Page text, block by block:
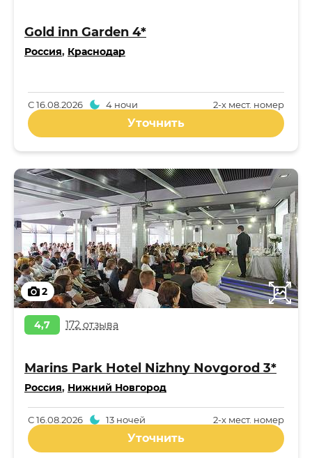
Gold inn Garden 4*
Россия, Краснодар
2-x мест. номер
С16.08.2026 4 ночи
Уточнить
2
4,7 172 отзыва
Marins Park Hotel Nizhny Novgorod 3*
Россия, Нижний Новгород
2-x мест. номер
С16.08.2026 13 ночей
Уточнить